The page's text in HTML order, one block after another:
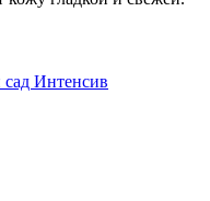
Интенсив